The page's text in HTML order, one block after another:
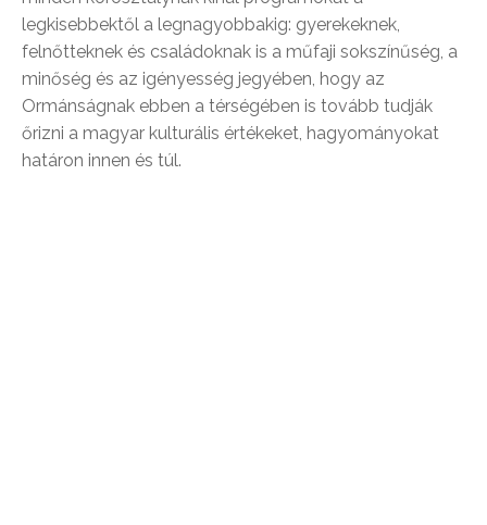
legkisebbektől a legnagyobbakig: gyerekeknek,
felnőtteknek és családoknak is a műfaji sokszínűség, a
minőség és az igényesség jegyében, hogy az
Ormánságnak ebben a térségében is tovább tudják
őrizni a magyar kulturális értékeket, hagyományokat
határon innen és túl.